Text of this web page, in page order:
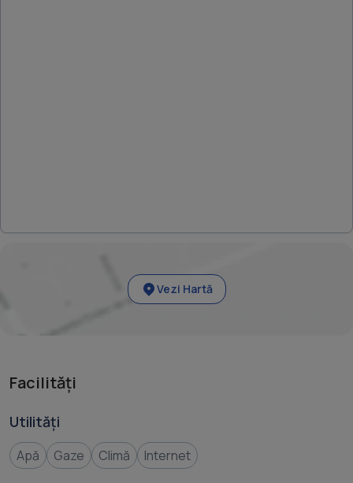
Vezi Hartă
Facilități
Utilități
Apă Gaze Climă Internet